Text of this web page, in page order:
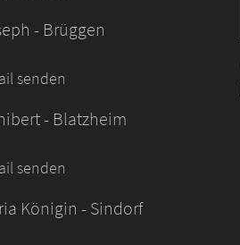
- Brüggen
senden
- Blatzheim
senden
Königin - Sindorf